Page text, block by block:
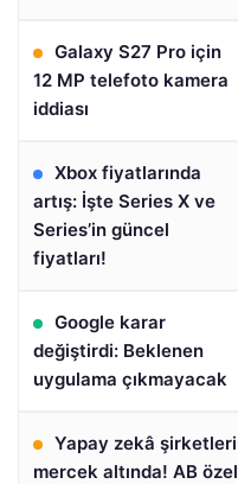
Galaxy S27 Pro için
12 MP telefoto kamera
iddiası
Xbox fiyatlarında
artış: İşte Series X ve
Series’in güncel
fiyatları!
Google karar
değiştirdi: Beklenen
uygulama çıkmayacak
Yapay zekâ şirketleri
mercek altında! AB özel